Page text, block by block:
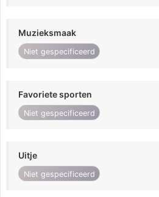
Muzieksmaak
Niet gespecificeerd
Favoriete sporten
Niet gespecificeerd
Uitje
Niet gespecificeerd